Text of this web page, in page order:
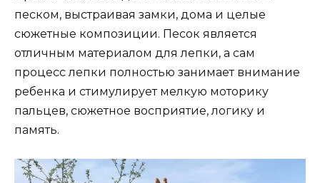
песком, выстраивая замки, дома и целые
сюжетные композиции. Песок является
отличным материалом для лепки, а сам
процесс лепки полностью занимает внимание
ребенка и стимулирует мелкую моторику
пальцев, сюжетное восприятие, логику и
память.